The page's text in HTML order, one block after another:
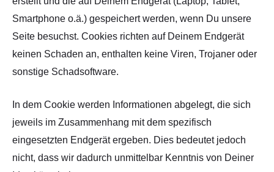
Smartphone o.ä.) gespeichert werden, wenn Du unsere
Seite besuchst. Cookies richten auf Deinem Endgerät
keinen Schaden an, enthalten keine Viren, Trojaner oder
sonstige Schadsoftware.
In dem Cookie werden Informationen abgelegt, die sich
jeweils im Zusammenhang mit dem spezifisch
eingesetzten Endgerät ergeben. Dies bedeutet jedoch
nicht, dass wir dadurch unmittelbar Kenntnis von Deiner